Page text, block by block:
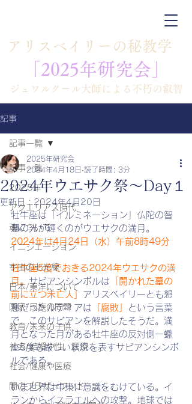
​アリスベイリーの秘教学
​ジュワルクール大師による不朽の叡智
「​​2025年研究会」
記事
記事一覧
2025年
アクエリアス時代
魂について
イニシエーション
宇宙の七光線
日本/東洋について
国家/民族の問題
教育/未来の子供
社会/結婚や性、医療
社会/健康や医療
闇のブラザーフッド
記事一覧
2024年ウエサク祭～Day１
2025年研究会
2024年4月18日 読了時間: 3分
更新日： 2024年4月20日
牡牛座は「イルミネーション」仏陀の智
慧の光が輝くのがウエサクの満月。
2024年は4月24日（水）午前8時49分
牡牛座5度でおきる2024年ウエサクの満
月。サビアンシンボルは 「開かれた墓の
前に立つ未亡人」 アリスベイリーとも懇
意だったルディアは 「腐敗」
という言葉
で、このサビアンを解説したそうだ。満
月となった月がある牡牛座の反対側ー蠍
座5度も厳しい状況を表すサビアンシンボ
ルである。
いま世界は中東に意識をむけている。イ
ランからイスラエルへの攻撃。地球では